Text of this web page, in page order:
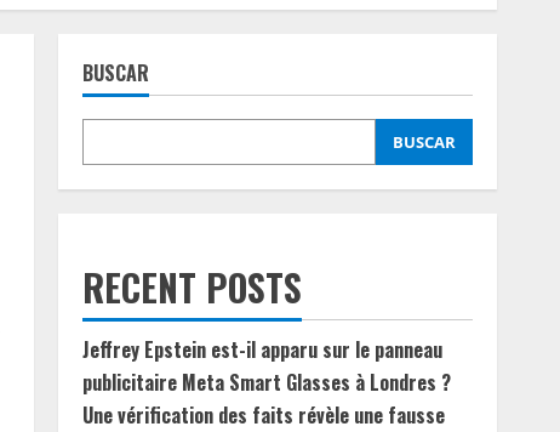
BUSCAR
BUSCAR
RECENT POSTS
Jeffrey Epstein est-il apparu sur le panneau
publicitaire Meta Smart Glasses à Londres ?
Une vérification des faits révèle une fausse